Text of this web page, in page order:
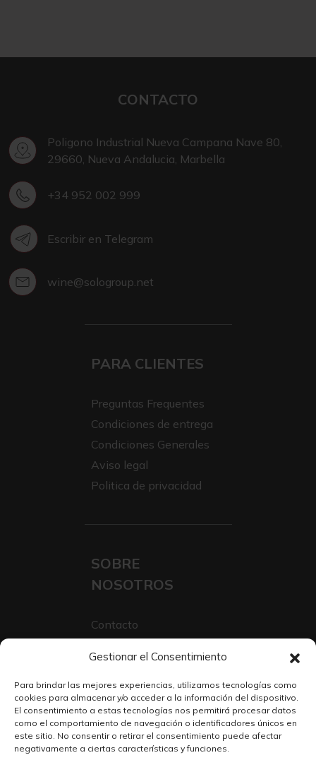
Gestionar el Consentimiento
Para brindar las mejores experiencias, utilizamos tecnologías como
cookies para almacenar y/o acceder a la información del dispositivo.
El consentimiento a estas tecnologías nos permitirá procesar datos
como el comportamiento de navegación o identificadores únicos en
este sitio. No consentir o retirar el consentimiento puede afectar
negativamente a ciertas características y funciones.
CONTACTO
Poligono Industrial Nueva Campana Nave 80,
29660, Nueva Andalucia, Marbella
+34 952 002 999
Escribir en Telegram
wine@sologroup.net
PARA CLIENTES
Preguntas Frequentes
Condiciones de entrega
Condiciones Generales
Aviso legal
Politica de privacidad
SOBRE
NOSOTROS
Contacto